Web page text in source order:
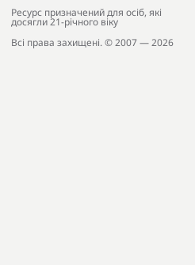
Ресурс призначений для осіб, які
досягли 21-річного віку
Всі права захищені. © 2007 — 2026